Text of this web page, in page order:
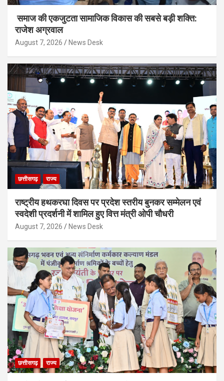
समाज की एकजुटता सामाजिक विकास की सबसे बड़ी शक्ति:
राजेश अग्रवाल
August 7, 2026 News Desk
छत्तीसगढ़ राज्य
राष्ट्रीय हथकरघा दिवस पर प्रदेश स्तरीय बुनकर सम्मेलन एवं
स्वदेशी प्रदर्शनी में शामिल हुए वित्त मंत्री ओपी चौधरी
August 7, 2026 News Desk
छत्तीसगढ़ राज्य